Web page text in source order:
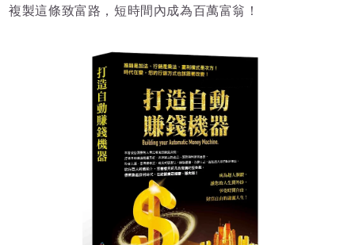
複製這條致富路，短時間內成為百萬富翁！